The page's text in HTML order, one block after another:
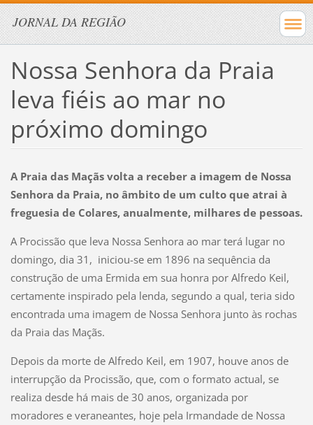
JORNAL DA REGIÃO
Nossa Senhora da Praia
leva fiéis ao mar no
próximo domingo
A Praia das Maçãs volta a receber a imagem de Nossa
Senhora da Praia, no âmbito de um culto que atrai à
freguesia de Colares, anualmente, milhares de pessoas.
A Procissão que leva Nossa Senhora ao mar terá lugar no
domingo, dia 31, iniciou-se em 1896 na sequência da
construção de uma Ermida em sua honra por Alfredo Keil,
certamente inspirado pela lenda, segundo a qual, teria sido
encontrada uma imagem de Nossa Senhora junto às rochas
da Praia das Maçãs.
Depois da morte de Alfredo Keil, em 1907, houve anos de
interrupção da Procissão, que, com o formato actual, se
realiza desde há mais de 30 anos, organizada por
moradores e veraneantes, hoje pela Irmandade de Nossa